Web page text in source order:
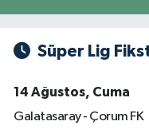
Süper Lig
14 Ağustos, Cuma
Galatasaray - Çorum FK